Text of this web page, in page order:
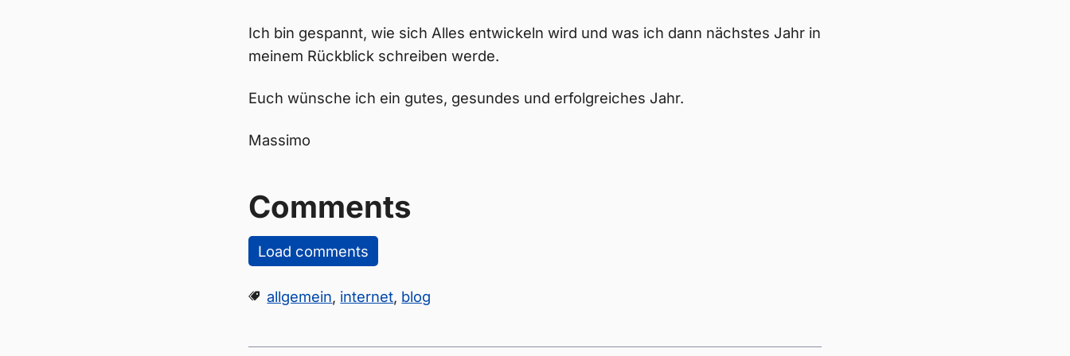
Ich bin gespannt, wie sich Alles entwickeln wird und was ich dann nächstes Jahr in
meinem Rückblick schreiben werde.
Euch wünsche ich ein gutes, gesundes und erfolgreiches Jahr.
Massimo
Comments
Load comments
allgemein, internet, blog